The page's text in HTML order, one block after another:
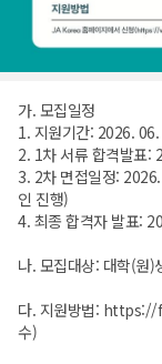
가. 모집일정
1. 지원기간: 2026.
2. 1차 서류 합격발표:
3. 2차 면접일정:
인 진행)
4. 최종 합격자 발표:
나. 모집대상: 대학(원)
다. 지원방법: https://
수)